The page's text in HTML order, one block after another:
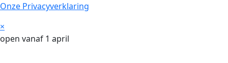
Onze Privacyverklaring
×
open vanaf 1 april